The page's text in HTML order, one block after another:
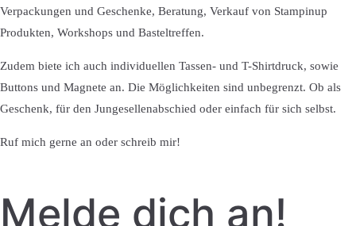
Verpackungen und Geschenke, Beratung, Verkauf von Stampinup
Produkten, Workshops und Basteltreffen.
Zudem biete ich auch individuellen Tassen- und T-Shirtdruck, sowie
Buttons und Magnete an. Die Möglichkeiten sind unbegrenzt. Ob als
Geschenk, für den Jungesellenabschied oder einfach für sich selbst.
Ruf mich gerne an oder schreib mir!
Melde dich an!